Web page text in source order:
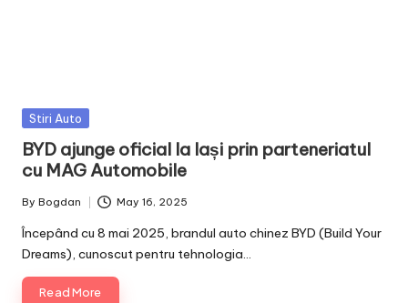
Posted
Stiri Auto
BYD ajunge oficial la Iași prin parteneriatul
cu MAG Automobile
Posted
by
By Bogdan May 16, 2025
Începând cu 8 mai 2025, brandul auto chinez BYD (Build Your
Dreams), cunoscut pentru tehnologia…
Read More